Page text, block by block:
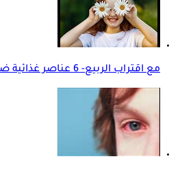
مع اقتراب الربيع- 6 عناصر غذائية ضرورية للعين